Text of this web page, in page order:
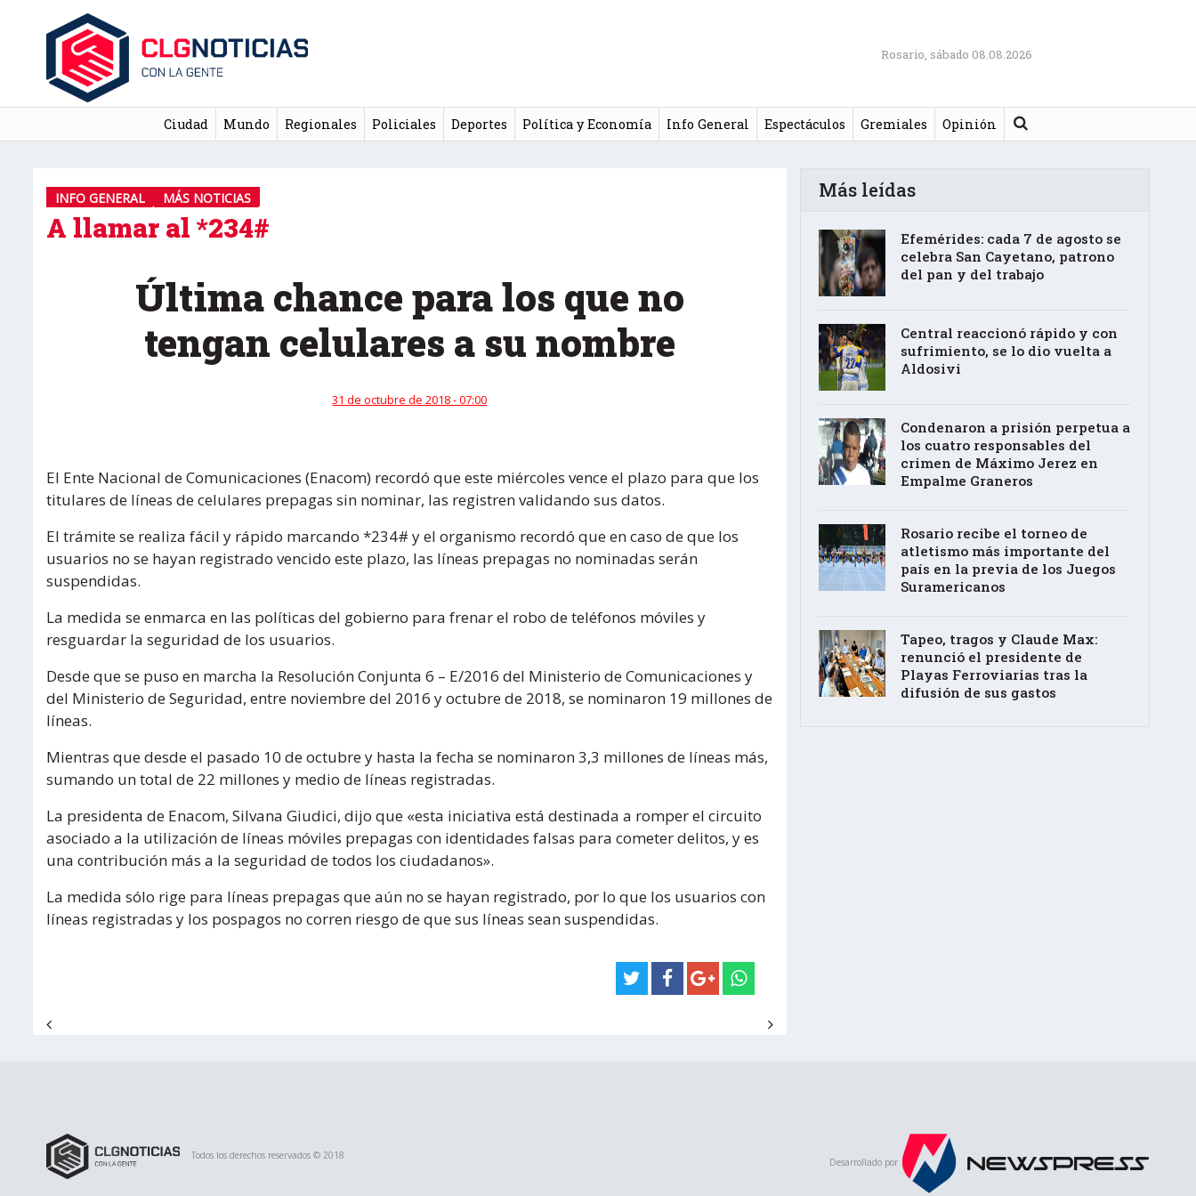
Rosario, sábado 08.08.2026
Ciudad Mundo Regionales Policiales Deportes Política y Economía Info General Espectáculos Gremiales Opinión Buscar
INFO GENERAL MÁS NOTICIAS
A llamar al *234#
Última chance para los que no
tengan celulares a su nombre
31 de octubre de 2018 - 07:00
El Ente Nacional de Comunicaciones (Enacom) recordó que este miércoles vence el plazo para que los
titulares de líneas de celulares prepagas sin nominar, las registren validando sus datos.
El trámite se realiza fácil y rápido marcando *234# y el organismo recordó que en caso de que los
usuarios no se hayan registrado vencido este plazo, las líneas prepagas no nominadas serán
suspendidas.
La medida se enmarca en las políticas del gobierno para frenar el robo de teléfonos móviles y
resguardar la seguridad de los usuarios.
Desde que se puso en marcha la Resolución Conjunta 6 – E/2016 del Ministerio de Comunicaciones y
del Ministerio de Seguridad, entre noviembre del 2016 y octubre de 2018, se nominaron 19 millones de
líneas.
Mientras que desde el pasado 10 de octubre y hasta la fecha se nominaron 3,3 millones de líneas más,
sumando un total de 22 millones y medio de líneas registradas.
La presidenta de Enacom, Silvana Giudici, dijo que «esta iniciativa está destinada a romper el circuito
asociado a la utilización de líneas móviles prepagas con identidades falsas para cometer delitos, y es
una contribución más a la seguridad de todos los ciudadanos».
La medida sólo rige para líneas prepagas que aún no se hayan registrado, por lo que los usuarios con
líneas registradas y los pospagos no corren riesgo de que sus líneas sean suspendidas.
Más leídas
Efemérides: cada 7 de agosto se
celebra San Cayetano, patrono
del pan y del trabajo
Central reaccionó rápido y con
sufrimiento, se lo dio vuelta a
Aldosivi
Condenaron a prisión perpetua a
los cuatro responsables del
crimen de Máximo Jerez en
Empalme Graneros
Rosario recibe el torneo de
atletismo más importante del
país en la previa de los Juegos
Suramericanos
Tapeo, tragos y Claude Max:
renunció el presidente de
Playas Ferroviarias tras la
difusión de sus gastos
Todos los derechos reservados © 2018
Desarrollado por